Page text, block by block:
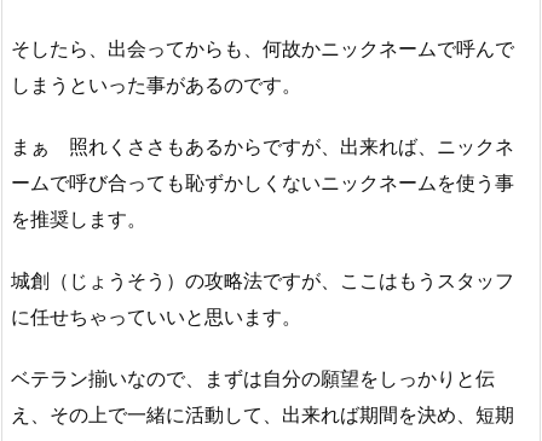
そしたら、出会ってからも、何故かニックネームで呼んで
しまうといった事があるのです。
まぁ 照れくささもあるからですが、出来れば、ニックネ
ームで呼び合っても恥ずかしくないニックネームを使う事
を推奨します。
城創（じょうそう）の攻略法ですが、ここはもうスタッフ
に任せちゃっていいと思います。
ベテラン揃いなので、まずは自分の願望をしっかりと伝
え、その上で一緒に活動して、出来れば期間を決め、短期